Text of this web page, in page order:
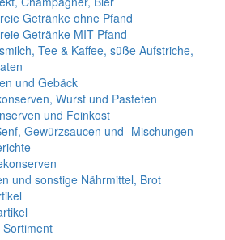
Getränke ohne Pfand
Getränke MIT Pfand
Tee & Kaffee, süße Aufstriche,
und Gebäck
Wurst und Pasteten
und Feinkost
Gewürzsaucen und -Mischungen
und sonstige Nährmittel, Brot